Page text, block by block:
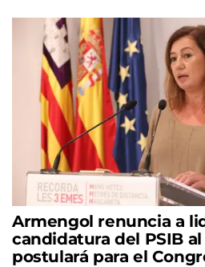
Armengol renuncia a
candidatura del PSIB
postulará para el